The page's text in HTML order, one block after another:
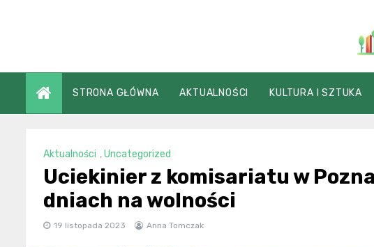
STRONA GŁÓWNA AKTUALNOŚCI KULTURA I SZTUKA
Aktualności ,Uncategorized
Uciekinier z komisariatu w
dniach na wolności
19 listopada 2023 Anna Tomczak